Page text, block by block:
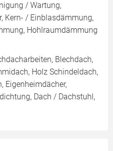
/ Wartung,
Kern- / Einblasdämmung,
Hohlraumdämmung
Blechdach,
Holz Schindeldach,
Eigenheimdächer,
Dach / Dachstuhl,